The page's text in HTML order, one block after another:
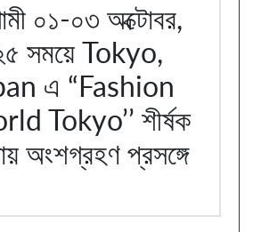
০১-০৩ অক্টোবর,
সময়ে Tokyo,
এ “Fashion
Tokyo’’ শীর্ষক
অংশগ্রহণ প্রসঙ্গে